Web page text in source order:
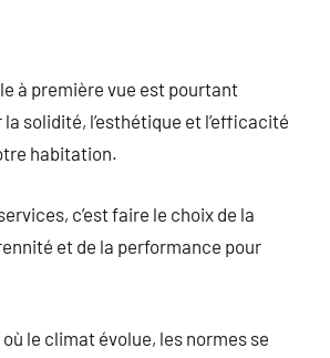
à première vue est pourtant
solidité, l’esthétique et l’efficacité
habitation.
c’est faire le choix de la
et de la performance pour
le climat évolue, les normes se